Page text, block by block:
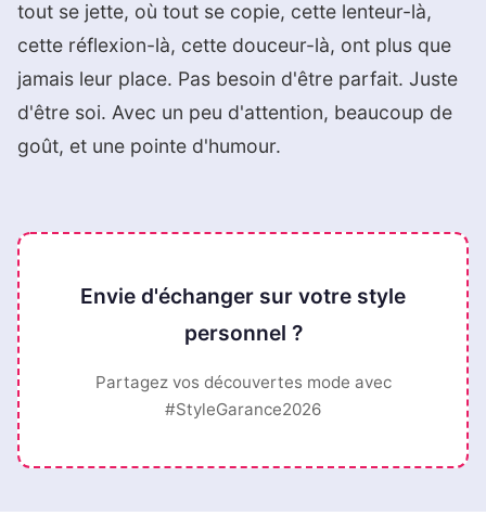
tout se jette, où tout se copie, cette lenteur-là,
cette réflexion-là, cette douceur-là, ont plus que
jamais leur place. Pas besoin d'être parfait. Juste
d'être soi. Avec un peu d'attention, beaucoup de
goût, et une pointe d'humour.
Envie d'échanger sur votre style
personnel ?
Partagez vos découvertes mode avec
#StyleGarance2026